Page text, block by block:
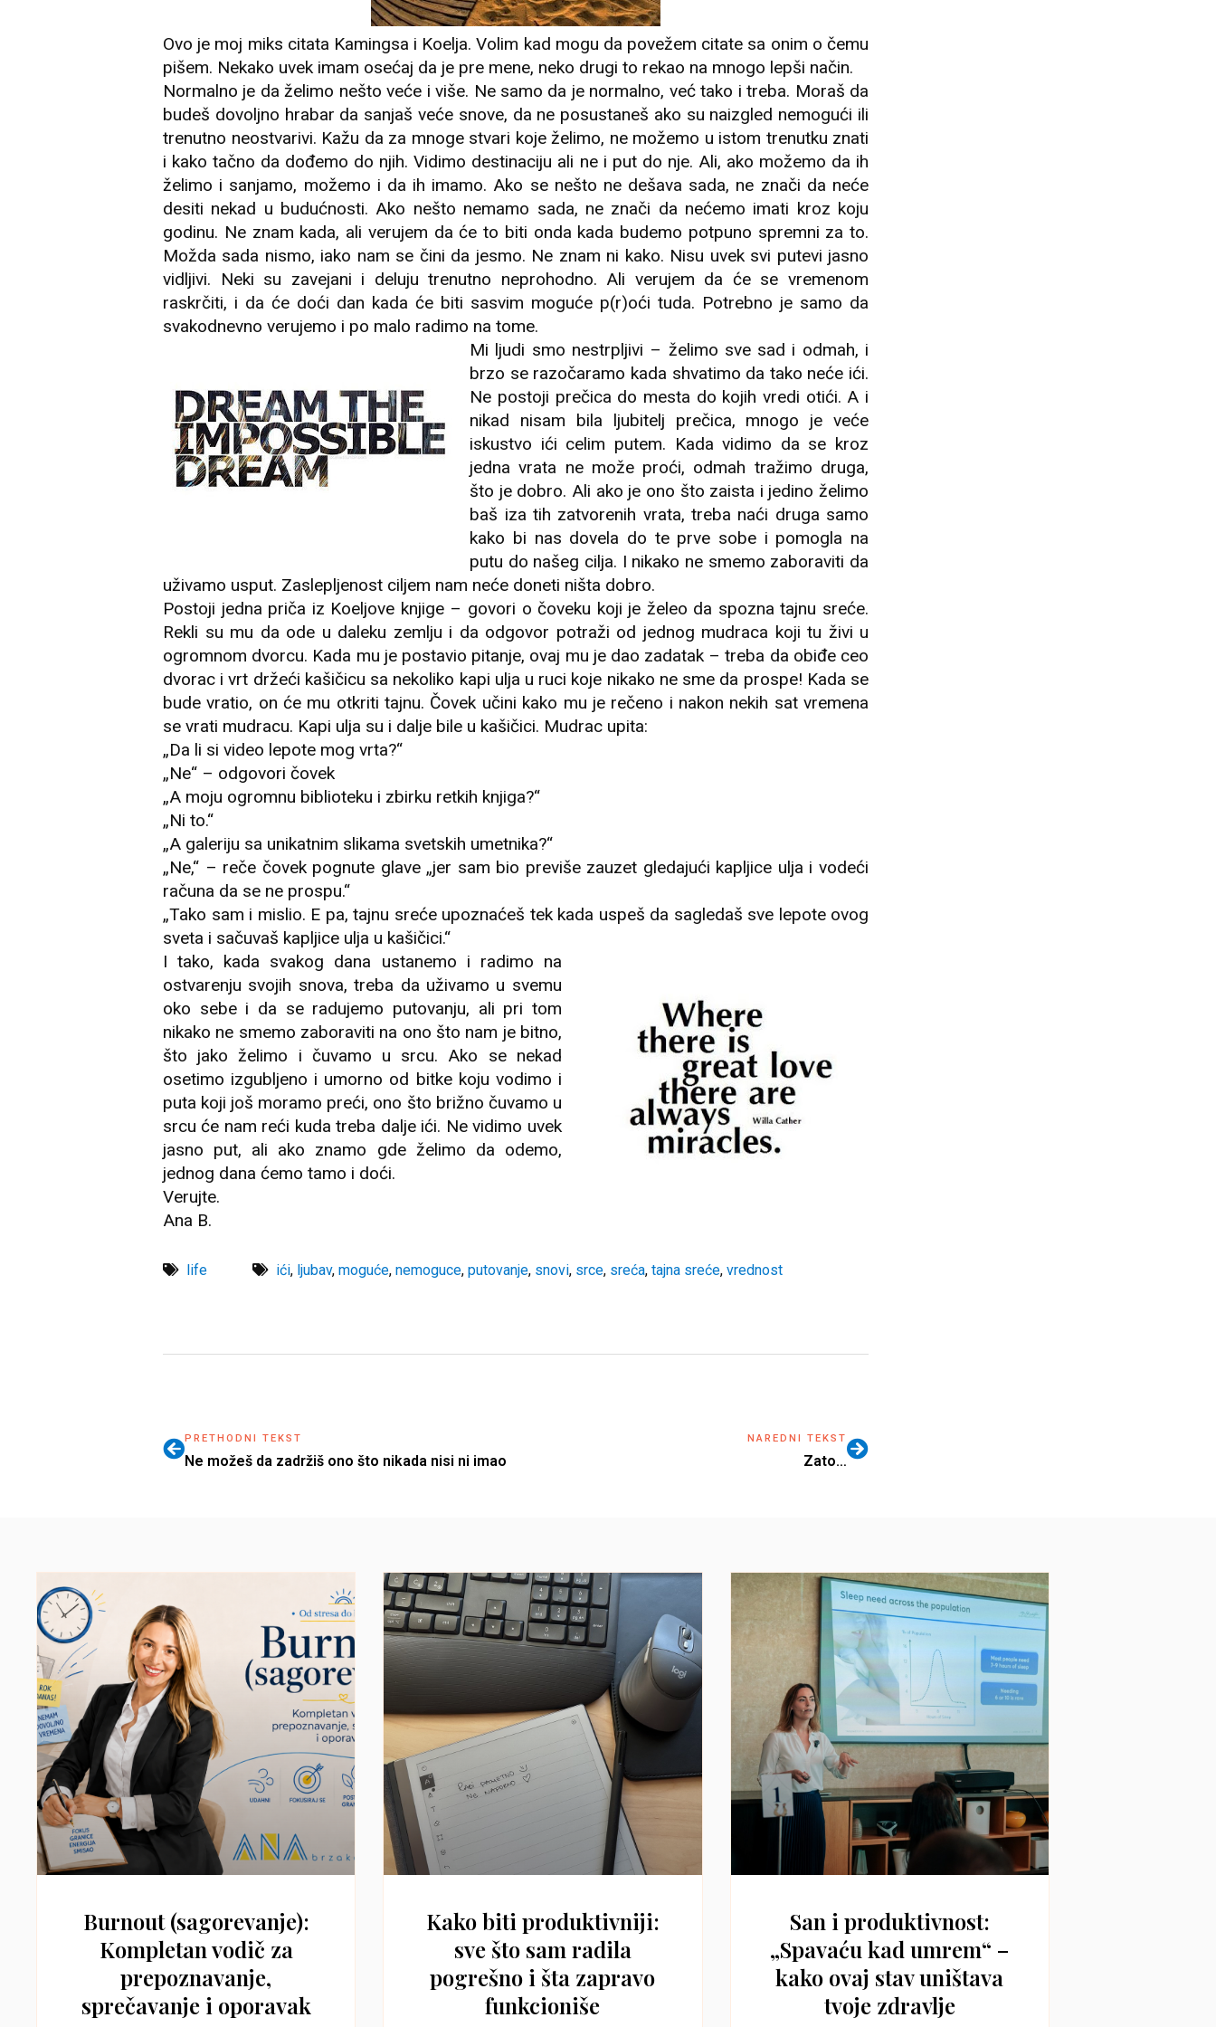
Ovo je moj miks citata Kamingsa i Koelja. Volim kad mogu da povežem citate sa onim o čemu
pišem. Nekako uvek imam osećaj da je pre mene, neko drugi to rekao na mnogo lepši način.
Normalno je da želimo nešto veće i više. Ne samo da je normalno, već tako i treba. Moraš da
budeš dovoljno hrabar da sanjaš veće snove, da ne posustaneš ako su naizgled nemogući ili
trenutno neostvarivi. Kažu da za mnoge stvari koje želimo, ne možemo u istom trenutku znati
i kako tačno da dođemo do njih. Vidimo destinaciju ali ne i put do nje. Ali, ako možemo da ih
želimo i sanjamo, možemo i da ih imamo. Ako se nešto ne dešava sada, ne znači da neće
desiti nekad u budućnosti. Ako nešto nemamo sada, ne znači da nećemo imati kroz koju
godinu. Ne znam kada, ali verujem da će to biti onda kada budemo potpuno spremni za to.
Možda sada nismo, iako nam se čini da jesmo. Ne znam ni kako. Nisu uvek svi putevi jasno
vidljivi. Neki su zavejani i deluju trenutno neprohodno. Ali verujem da će se vremenom
raskrčiti, i da će doći dan kada će biti sasvim moguće p(r)oći tuda. Potrebno je samo da
svakodnevno verujemo i po malo radimo na tome.
Mi ljudi smo nestrpljivi – želimo sve sad i odmah, i
brzo se razočaramo kada shvatimo da tako neće ići.
Ne postoji prečica do mesta do kojih vredi otići. A i
nikad nisam bila ljubitelj prečica, mnogo je veće
iskustvo ići celim putem. Kada vidimo da se kroz
jedna vrata ne može proći, odmah tražimo druga,
što je dobro. Ali ako je ono što zaista i jedino želimo
baš iza tih zatvorenih vrata, treba naći druga samo
kako bi nas dovela do te prve sobe i pomogla na
putu do našeg cilja. I nikako ne smemo zaboraviti da
uživamo usput. Zaslepljenost ciljem nam neće doneti ništa dobro.
Postoji jedna priča iz Koeljove knjige – govori o čoveku koji je želeo da spozna tajnu sreće.
Rekli su mu da ode u daleku zemlju i da odgovor potraži od jednog mudraca koji tu živi u
ogromnom dvorcu. Kada mu je postavio pitanje, ovaj mu je dao zadatak – treba da obiđe ceo
dvorac i vrt držeći kašičicu sa nekoliko kapi ulja u ruci koje nikako ne sme da prospe! Kada se
bude vratio, on će mu otkriti tajnu. Čovek učini kako mu je rečeno i nakon nekih sat vremena
se vrati mudracu. Kapi ulja su i dalje bile u kašičici. Mudrac upita:
„Da li si video lepote mog vrta?“
„Ne“ – odgovori čovek
„A moju ogromnu biblioteku i zbirku retkih knjiga?“
„Ni to.“
„A galeriju sa unikatnim slikama svetskih umetnika?“
„Ne,“ – reče čovek pognute glave „jer sam bio previše zauzet gledajući kapljice ulja i vodeći
računa da se ne prospu.“
„Tako sam i mislio. E pa, tajnu sreće upoznaćeš tek kada uspeš da sagledaš sve lepote ovog
sveta i sačuvaš kapljice ulja u kašičici.“
I tako, kada svakog dana ustanemo i radimo na
ostvarenju svojih snova, treba da uživamo u svemu
oko sebe i da se radujemo putovanju, ali pri tom
nikako ne smemo zaboraviti na ono što nam je bitno,
što jako želimo i čuvamo u srcu. Ako se nekad
osetimo izgubljeno i umorno od bitke koju vodimo i
puta koji još moramo preći, ono što brižno čuvamo u
srcu će nam reći kuda treba dalje ići. Ne vidimo uvek
jasno put, ali ako znamo gde želimo da odemo,
jednog dana ćemo tamo i doći.
Verujte.
Ana B.
life ići, ljubav, moguće, nemoguce, putovanje, snovi, srce, sreća, tajna sreće, vrednost
PRETHODNI TEKST
Ne možeš da zadržiš ono što nikada nisi ni imao
NAREDNI TEKST
Zato…
Burnout (sagorevanje):
Kompletan vodič za
prepoznavanje,
sprečavanje i oporavak
Kako biti produktivniji:
sve što sam radila
pogrešno i šta zapravo
funkcioniše
San i produktivnost:
„Spavaću kad umrem“ –
kako ovaj stav uništava
tvoje zdravlje